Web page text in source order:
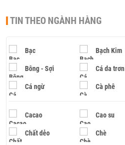
TIN THEO NGÀNH HÀNG
Bạc Bạch Kim
Bông - Sợi Cá da trơn
Cá ngừ Cà phê
Cacao Cao su
Chất dẻo Chè